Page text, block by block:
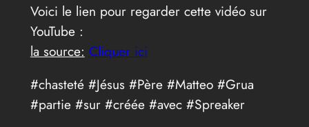
Voici le lien pour regarder cette vidéo sur
YouTube :
la source: Cliquer ici
#chasteté #Jésus #Père #Matteo #Grua
#partie #sur #créée #avec #Spreaker